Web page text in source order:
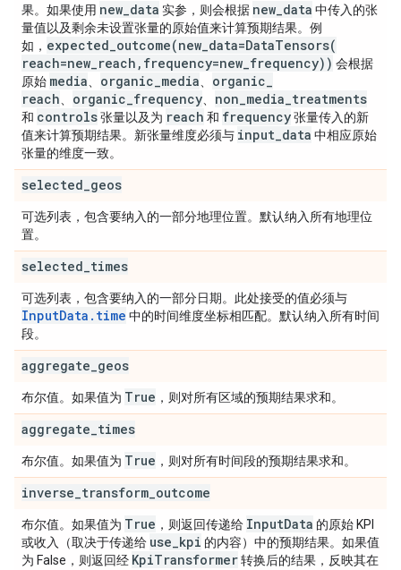
果。如果使用 new data 实参，则会根据 new data 中传入的张
量值以及剩余未设置张量的原始值来计算预期结果。例
如， expected_outcome(new data=DataTensors(
reach=new reach , frequency=new frequency)) 会根据
原始 media organic media organic
reach
organic frequency non media treatments
和 controls张量以及为 reach 和 frequency张量传入的新
值来计算预期结果。新张量维度必须与 input data 中相应原始
张量的维度一致。
selected geos
可选列表，包含要纳入的一部分地理位置。默认纳入所有地理位
置。
selected times
可选列表，包含要纳入的一部分日期。此处接受的值必须与
InputData.time 中的时间维度坐标相匹配。默认纳入所有时间
段。
aggregate geos
布尔值。如果值为 True ，则对所有区域的预期结果求和。
aggregate times
布尔值。如果值为 True ，则对所有时间段的预期结果求和。
inverse transform outcome
布尔值。如果值为 True ，则返回传递给 InputData 的原始 KPI
或收入（取决于传递给 use kpi 的内容）中的预期结果。如果值
为 False，则返回经 KpiTransformer转换后的结果，反映其在